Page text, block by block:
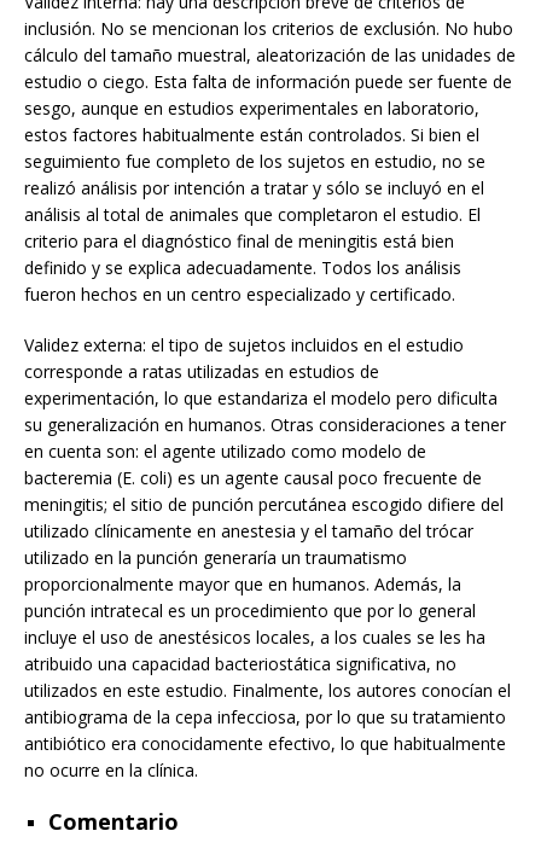
inclusión. No se mencionan los criterios de exclusión. No hubo
cálculo del tamaño muestral, aleatorización de las unidades de
estudio o ciego. Esta falta de información puede ser fuente de
sesgo, aunque en estudios experimentales en laboratorio,
estos factores habitualmente están controlados. Si bien el
seguimiento fue completo de los sujetos en estudio, no se
realizó análisis por intención a tratar y sólo se incluyó en el
análisis al total de animales que completaron el estudio. El
criterio para el diagnóstico final de meningitis está bien
definido y se explica adecuadamente. Todos los análisis
fueron hechos en un centro especializado y certificado.
Validez externa: el tipo de sujetos incluidos en el estudio
corresponde a ratas utilizadas en estudios de
experimentación, lo que estandariza el modelo pero dificulta
su generalización en humanos. Otras consideraciones a tener
en cuenta son: el agente utilizado como modelo de
bacteremia (E. coli) es un agente causal poco frecuente de
meningitis; el sitio de punción percutánea escogido difiere del
utilizado clínicamente en anestesia y el tamaño del trócar
utilizado en la punción generaría un traumatismo
proporcionalmente mayor que en humanos. Además, la
punción intratecal es un procedimiento que por lo general
incluye el uso de anestésicos locales, a los cuales se les ha
atribuido una capacidad bacteriostática significativa, no
utilizados en este estudio. Finalmente, los autores conocían el
antibiograma de la cepa infecciosa, por lo que su tratamiento
antibiótico era conocidamente efectivo, lo que habitualmente
no ocurre en la clínica.
Comentario